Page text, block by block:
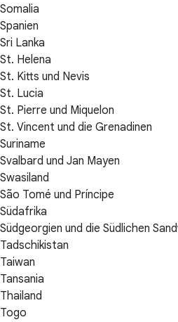
Somalia
Spanien
Sri Lanka
St. Helena
St. Kitts und Nevis
St. Lucia
St. Pierre und Miquelon
St. Vincent und die Grenadinen
Suriname
Svalbard und Jan Mayen
Swasiland
São Tomé und Príncipe
Südafrika
Südgeorgien und die Südlichen
Tadschikistan
Taiwan
Tansania
Thailand
Togo